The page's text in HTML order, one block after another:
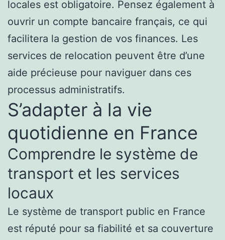
locales est obligatoire. Pensez également à
ouvrir un compte bancaire français, ce qui
facilitera la gestion de vos finances. Les
services de relocation peuvent être d’une
aide précieuse pour naviguer dans ces
processus administratifs.
S’adapter à la vie
quotidienne en France
Comprendre le système de
transport et les services
locaux
Le système de transport public en France
est réputé pour sa fiabilité et sa couverture